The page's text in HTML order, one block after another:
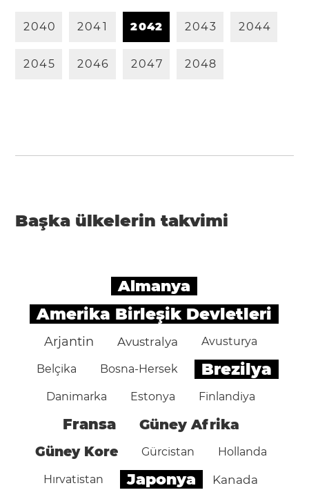
2040 2041 2042 2043 2044
2045 2046 2047 2048
Başka ülkelerin takvimi
Almanya
Amerika Birleşik Devletleri
Arjantin Avustralya Avusturya
Belçika Bosna-Hersek Brezilya
Danimarka Estonya Finlandiya
Fransa Güney Afrika
Güney Kore Gürcistan Hollanda
Hırvatistan Japonya Kanada